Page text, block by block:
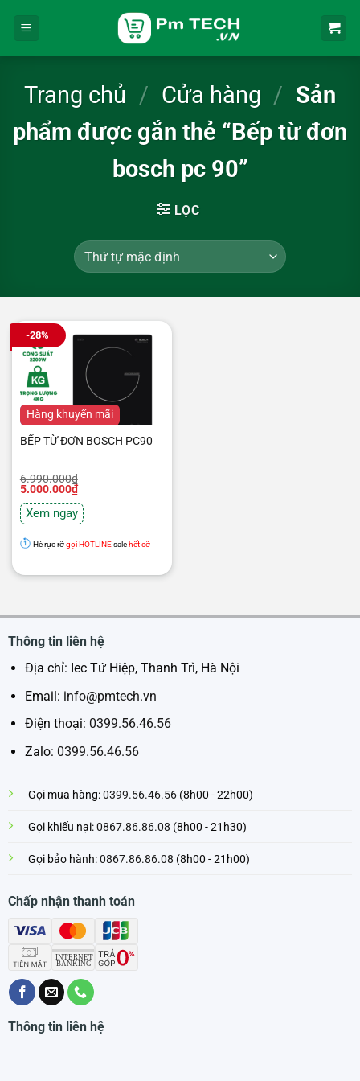
Trang chủ / Cửa hàng / Sản
phẩm được gắn thẻ “Bếp từ đơn
bosch pc 90”
LỌC
-28%
Hàng mới
Hàng khuyến mãi
BẾP TỪ ĐƠN BOSCH PC90
6.990.000₫
Giá
gốc
6.990.000₫.
5.000.000₫
Giá
hiện
là:
5.000.000₫.
Xem ngay
Hè rực rỡgọi HOTLINEsale hết cỡ
Thông tin liên hệ
Địa chỉ: Iec Tứ Hiệp, Thanh Trì, Hà Nội
Email: info@pmtech.vn
Điện thoại: 0399.56.46.56
Zalo: 0399.56.46.56
Gọi mua hàng:0399.56.46.56(8h00 - 22h00)
Gọi khiếu nại:0867.86.86.08 (8h00 - 21h30)
Gọi bảo hành:0867.86.86.08 (8h00 - 21h00)
Chấp nhận thanh toán
Thông tin liên hệ